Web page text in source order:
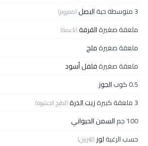
3 متوسطة حبة البصل(مفروم)
ملعقة صغيرةالقرفة(ناعمة)
ملعقة صغيرةملح
ملعقة صغيرةفلفل أسود
0.5 كوب
الجوز
3 ملعقة كبيرة
زيت الذرة(لطبخ الحشوة)
100 جم
السمن الحيواني
حسب الرغبةلوز (للتزيين)